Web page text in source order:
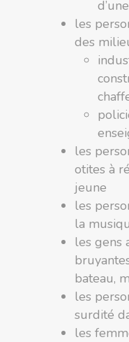
les
des
les
otites à
jeune
les
la
les gens
bateau,
les
surdité
les